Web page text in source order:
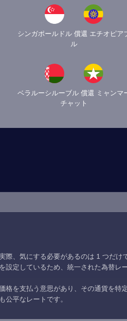
シンガポールドル 償還 エチオピア
ル
ベラルーシルーブル 償還 ミャンマ
チャット
、気にする必要があるのは 1 つだけ
設定しているため、統一された為替
格を支払う意思があり、その通貨を
公平なレートです。